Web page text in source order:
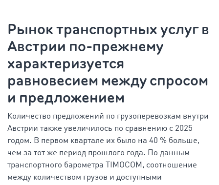
Рынок транспортных услуг в
Австрии по-прежнему
характеризуется
равновесием между спросом
и предложением
Количество предложений по грузоперевозкам внутри
Австрии также увеличилось по сравнению с 2025
годом. В первом квартале их было на 40 % больше,
чем за тот же период прошлого года. По данным
транспортного барометра TIMOCOM, соотношение
между количеством грузов и доступными